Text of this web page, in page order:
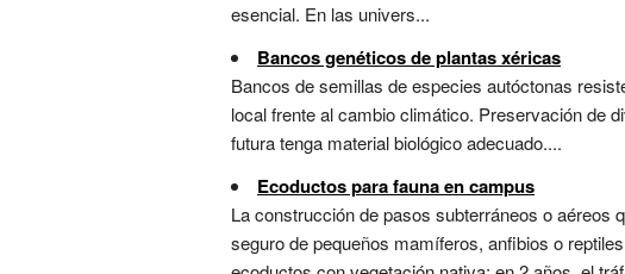
esencial. En las univers...
Bancos genéticos de plantas xéricas
Bancos de semillas de especies autóctonas
local frente al cambio climático. Preservación de
futura tenga material biológico adecuado....
Ecoductos para fauna en campus
La construcción de pasos subterráneos o aéreos
seguro de pequeños mamíferos, anfibios o